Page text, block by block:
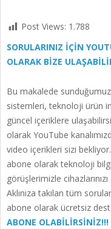
Post Views: 1.788
SORULARINIZ İÇİN
OLARAK BİZE
Bu makalede
sistemleri, teknoloji ürün
güncel içeriklere
olarak YouTube
video içerikleri sizi
abone olarak teknoloji
görüşlerimizle
Aklınıza takılan tüm
abone olarak ücretsiz
ABONE OLABİLİRSİNİZ!!!